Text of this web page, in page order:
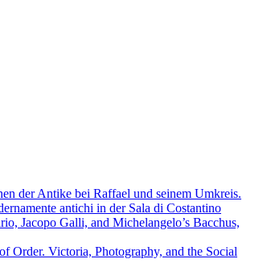
der Antike bei Raffael und seinem Umkreis.
antichi in der Sala di Costantino
Jacopo Galli, and Michelangelo’s Bacchus,
Order. Victoria, Photography, and the Social